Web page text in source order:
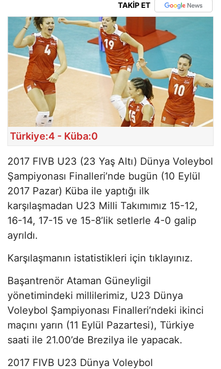
TAKİP ET
Türkiye:4 - Küba:0
2017 FIVB U23 (23 Yaş Altı) Dünya Voleybol
Şampiyonası Finalleri’nde bugün (10 Eylül
2017 Pazar) Küba ile yaptığı ilk
karşılaşmadan U23 Milli Takımımız 15-12,
16-14, 17-15 ve 15-8’lik setlerle 4-0 galip
ayrıldı.
Karşılaşmanın istatistikleri için tıklayınız.
Başantrenör Ataman Güneyligil
yönetimindeki millilerimiz, U23 Dünya
Voleybol Şampiyonası Finalleri’ndeki ikinci
maçını yarın (11 Eylül Pazartesi), Türkiye
saati ile 21.00’de Brezilya ile yapacak.
2017 FIVB U23 Dünya Voleybol